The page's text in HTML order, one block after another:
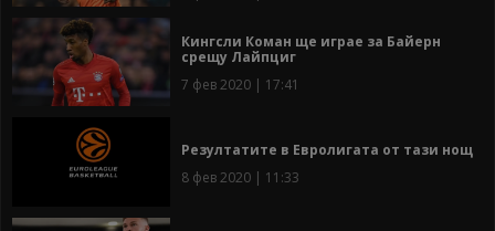
Кингсли Коман ще играе за Байерн
срещу Лайпциг
7 фев 2020 | 17:41
Резултатите в Евролигата от тази нощ
8 фев 2020 | 11:33